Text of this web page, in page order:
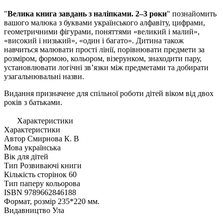
"Велика книга завдань з наліпками. 2–3 роки" познайомить
вашого малюка з буквами українського алфавіту, цифрами,
геометричними фігурами, поняттями «великий і малий»,
«високий і низький», «один і багато». Дитина також
навчиться малювати прості лінії, порівнювати предмети за
розміром, формою, кольором, візерунком, знаходити пару,
установлювати логічні зв’язки між предметами та добирати
узагальнювальні назви.
Видання призначене для спільної роботи дітей віком від двох
років з батьками.
Характеристики
Характеристики
Автор Смирнова К. В
Мова українська
Вік для дiтей
Тип Розвиваючi книги
Кількість сторінок 60
Тип паперу кольорова
ISBN 9789662846188
Формат, розмір 235*220 мм.
Видавництво Ула